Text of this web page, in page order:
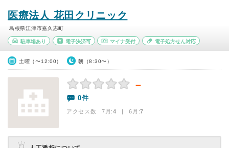
医療法人 花田クリニック
島根県江津市嘉久志町
駐車場あり 電子決済可 マイナ受付 電子処方せん対応
土曜（〜12:00） 朝（8:30〜）
－
0件
アクセス数 7月:4 | 6月:7